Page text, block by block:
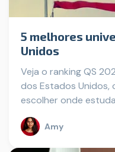
5 melhores
Unidos
Veja o ranking QS
dos Estados Unidos,
escolher onde
Amy